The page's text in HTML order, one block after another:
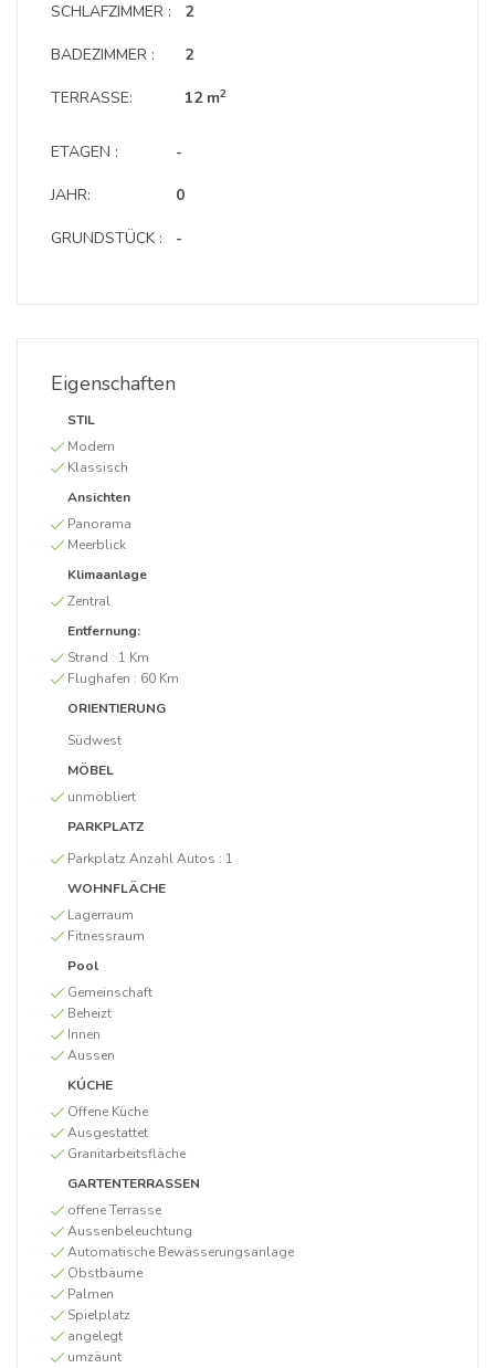
SCHLAFZIMMER :
BADEZIMMER :
TERRASSE:
2
2
12 m2
ETAGEN :
JAHR:
GRUNDSTÜCK :
-
0
-
Eigenschaften
STIL
Modern
Klassisch
Ansichten
Panorama
Meerblick
Klimaanlage
Zentral
Entfernung:
Strand : 1 Km
Flughafen : 60 Km
ORIENTIERUNG
Südwest
MÖBEL
unmöbliert
PARKPLATZ
Parkplatz Anzahl Autos : 1
WOHNFLÄCHE
Lagerraum
Fitnessraum
Pool
Gemeinschaft
Beheizt
Innen
Aussen
KÚCHE
Offene Küche
Ausgestattet
Granitarbeitsfläche
GARTENTERRASSEN
offene Terrasse
Aussenbeleuchtung
Automatische Bewässerungsanlage
Obstbäume
Palmen
Spielplatz
angelegt
umzäunt